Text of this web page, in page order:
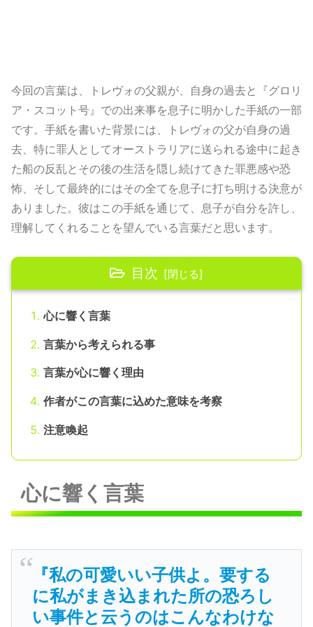
今回の言葉は、トレヴォの父親が、自身の過去と『グロリ
ア・スコット号』での出来事を息子に明かした手紙の一部
です。手紙を書いた背景には、トレヴォの父が自身の過
去、特に罪人としてオーストラリアに送られる途中に起き
た船の反乱とその後の生活を隠し続けてきた罪悪感や恐
怖、そして最終的にはその全てを息子に打ち明ける決意が
ありました。彼はこの手紙を通じて、息子が自分を許し、
理解してくれることを望んでいる言葉だと思います。
目次
心に響く言葉
言葉から考えられる事
言葉が心に響く理由
作者がこの言葉に込めた意味を考察
注意喚起
心に響く言葉
『私の可愛いい子供よ。要する
に私がまき込まれた所の恐ろし
い事件と云うのはこんなわけな